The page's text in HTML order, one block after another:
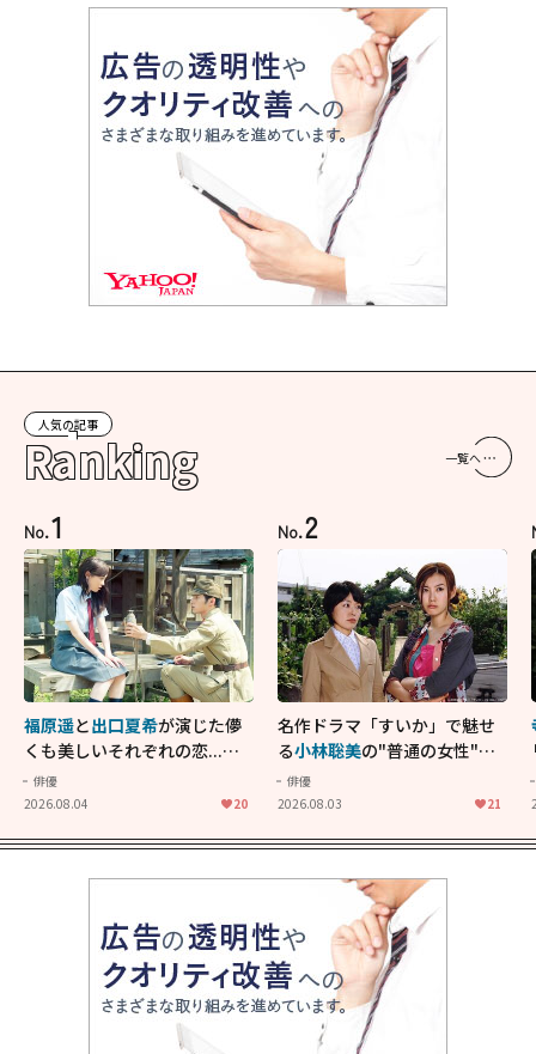
人気の記事
Ranking 一覧へ
No.1
福原遥と出口夏希が演じた儚
くも美しいそれぞれの恋...生
きることの尊さを教えてくれ
た映画「あの花が咲く丘で、
俳優
2026.08.04
20
No.2
名作ドラマ「すいか」で魅せ
る小林聡美の"普通の女性"が
大人に刺さる...映画「かもめ
食堂」にも通じる静かな芝居
俳優
2026.08.03
21